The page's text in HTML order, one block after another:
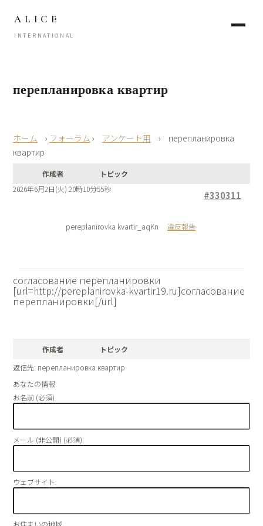
ALICE
INTERNATIONAL
перепланировка квартир
› フォーラム › アンケート用 ›
перепланировка
квартир
作成者
トピック
2026年6月2日(火) 20時10分55秒
#330311
pereplanirovka kvartir_aqKn 違反報告
согласование перепланировки
[url=http://pereplanirovka-kvartir19.ru]согласование
перепланировки[/url]
作成者
トピック
返信先: перепланировка квартир
あなたの情報:
お名前 (必須)
メール (非公開) (必須):
ウェブサイト:
お住まいの地域